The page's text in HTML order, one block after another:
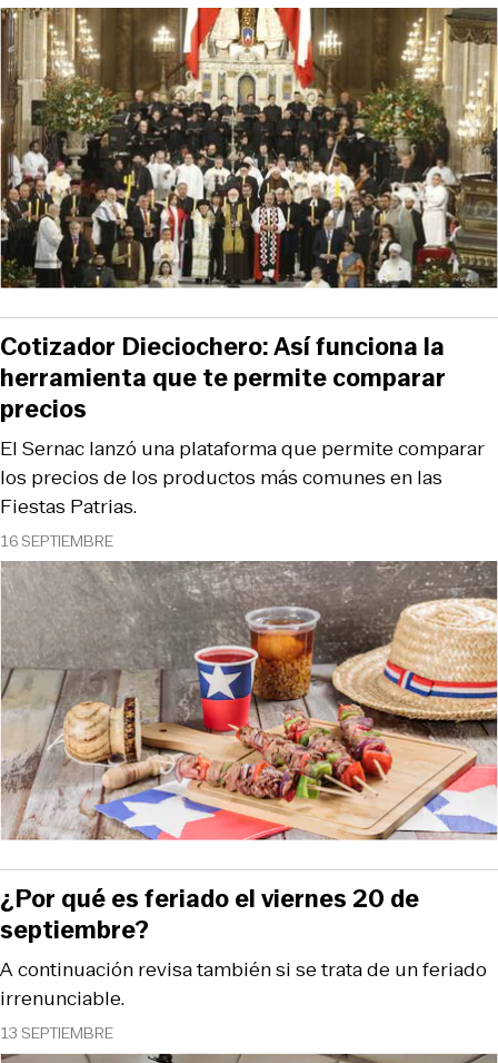
16 SEPTIEMBRE
El Sernac lanzó una plataforma que permite comparar
los precios de los productos más comunes en las
Fiestas Patrias.
Cotizador Dieciochero: Así funciona la
herramienta que te permite comparar
precios
13 SEPTIEMBRE
A continuación revisa también si se trata de un feriado
irrenunciable.
¿Por qué es feriado el viernes 20 de
septiembre?